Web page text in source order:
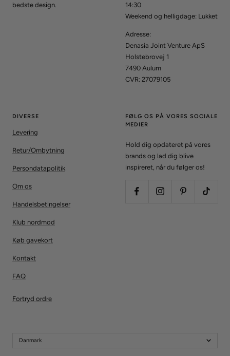
bedste design.
14:30
Weekend og helligdage: Lukket
Adresse:
Denasia Joint Venture ApS
Holstebrovej 1
7490 Aulum
CVR: 27079105
DIVERSE
Levering
Retur/Ombytning
Persondatapolitik
Om os
Handelsbetingelser
Klub nordmod
Køb gavekort
Kontakt
FAQ
Fortryd ordre
FØLG OS PÅ VORES SOCIALE
MEDIER
Hold dig opdateret på vores
brands og lad dig blive
inspireret, når du følger os!
Danmark